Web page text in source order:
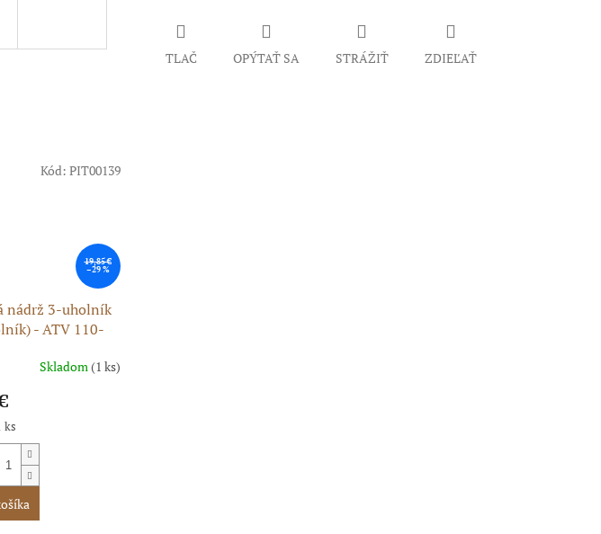
TLAČ OPÝTAŤ SA STRÁŽIŤ ZDIEĽAŤ
19,85 €
–29 %
nádrž 3-uholník
- ATV 110-
Skladom(1 ks)
ks
Kód: PIT00139